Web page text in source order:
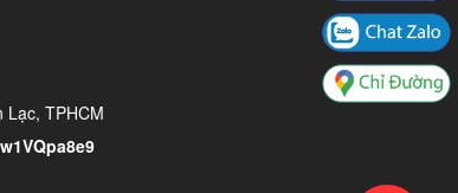
Lạc, TPHCM